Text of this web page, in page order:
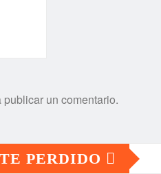
publicar un comentario.
PERDIDO